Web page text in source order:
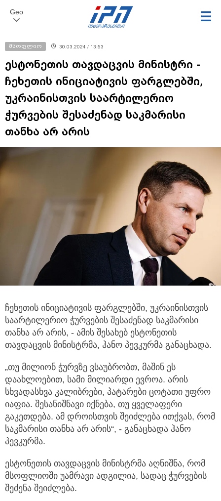
Geo
მსოფლიო 30.03.2024 / 13:53
ესტონეთის თავდაცვის მინისტრი -
ჩეხეთის ინიციატივის ფარგლებში,
უკრაინისთვის საარტილერიო
ჭურვების შესაძენად საკმარისი
თანხა არ არის
ჩეხეთის ინიციატივის ფარგლებში, უკრაინისთვის
საარტილერიო ჭურვების შესაძენად საკმარისი
თანხა არ არის, - ამის შესახებ ესტონეთის
თავდაცვის მინისტრმა, ჰანო პევკურმა განაცხადა.
„თუ მილიონ ჭურვზე ვსაუბრობთ, მაშინ ეს
დაახლოებით, სამი მილიარდი ევროა. არის
სხვადასხვა კალიბრები, პატარები ცოტათი უფრო
იაფია. შესანიშნავი იქნება, თუ ყველაფერი
გაკეთდება. ამ დროისთვის შეიძლება ითქვას, რომ
საკმარისი თანხა არ არის“, - განაცხადა ჰანო
პევკურმა.
ესტონეთის თავდაცვის მინისტრმა აღნიშნა, რომ
მსოფლიოში უამრავი ადგილია, სადაც ჭურვების
შეძენა შეიძლება.